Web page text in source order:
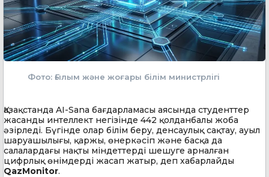
Фото: Ғылым және жоғары білім министрлігі
Қазақстанда AI-Sana бағдарламасы аясында студенттер
жасанды интеллект негізінде 442 қолданбалы жоба
әзірледі. Бүгінде олар білім беру, денсаулық сақтау, ауыл
шаруашылығы, қаржы, өнеркәсіп және басқа да
салалардағы нақты міндеттерді шешуге арналған
цифрлық өнімдерді жасап жатыр, деп хабарлайды
QazMonitor.